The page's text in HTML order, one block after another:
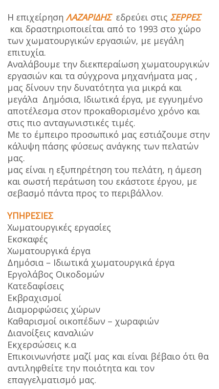
Η επιχείρηση ΛΑΖΑΡΙΔΗΣ εδρεύει στις ΣΕΡΡΕΣ
και δραστηριοποιείται από το 1993 στο χώρο
των χωματουργικών εργασιών, με μεγάλη
επιτυχία.
Αναλάβουμε την διεκπεραίωση χωματουργικών
εργασιών και τα σύγχρονα μηχανήματα μας ,
μας δίνουν την δυνατότητα για μικρά και
μεγάλα Δημόσια, Ιδιωτικά έργα, με εγγυημένο
αποτέλεσμα στον προκαθορισμένο χρόνο και
στις πιο ανταγωνιστικές τιμές.
Με το έμπειρο προσωπικό μας εστιάζουμε στην
κάλυψη πάσης φύσεως ανάγκης των πελατών
μας.
μας είναι η εξυπηρέτηση του πελάτη, η άμεση
και σωστή περάτωση του εκάστοτε έργου, με
σεβασμό πάντα προς το περιβάλλον.
ΥΠΗΡΕΣΙΕΣ
Χωματουργικές εργασίες
Εκσκαφές
Χωματουργικά έργα
Δημόσια – Ιδιωτικά χωματουργικά έργα
Εργολάβος Οικοδομών
Κατεδαφίσεις
Εκβραχισμοί
Διαμορφώσεις χώρων
Καθαρισμοί οικοπέδων – χωραφιών
Διανοίξεις καναλιών
Εκχερσώσεις κ.α
Επικοινωνήστε μαζί μας και είναι βέβαιο ότι θα
αντιληφθείτε την ποιότητα και τον
επαγγελματισμό μας.